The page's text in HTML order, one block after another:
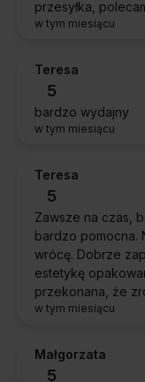
przesyłka,
w tym miesiącu
Teresa
5
bardzo wydajny
w tym miesiącu
Teresa
5
Zawsze na czas,
bardzo pomocna.
wrócę. Dobrze
estetykę
przekonana, że
w tym miesiącu
Małgorzata
5